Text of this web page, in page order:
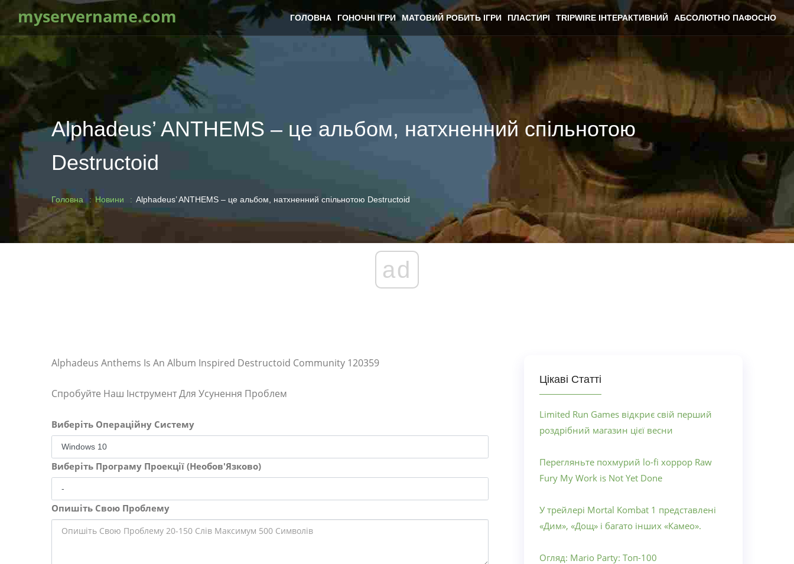
myservername.com ГОЛОВНА ГОНОЧНІ ІГРИ МАТОВИЙ РОБИТЬ ІГРИ ПЛАСТИРІ TRIPWIRE ІНТЕРАКТИВНИЙ АБСОЛЮТНО ПАФОСНО
Alphadeus’ ANTHEMS – це альбом, натхненний спільнотою
Destructoid
Головна Новини Alphadeus’ ANTHEMS – це альбом, натхненний спільнотою Destructoid
ad
Alphadeus Anthems Is An Album Inspired Destructoid Community 120359
Спробуйте Наш Інструмент Для Усунення Проблем
Виберіть Операційну Систему
Виберіть Програму Проекції (Необов'Язково)
Опишіть Свою Проблему
Цікаві Статті
Limited Run Games відкриє свій перший
роздрібний магазин цієї весни
Перегляньте похмурий lo-fi хоррор Raw
Fury My Work is Not Yet Done
У трейлері Mortal Kombat 1 представлені
«Дим», «Дощ» і багато інших «Камео».
Огляд: Mario Party: Топ-100